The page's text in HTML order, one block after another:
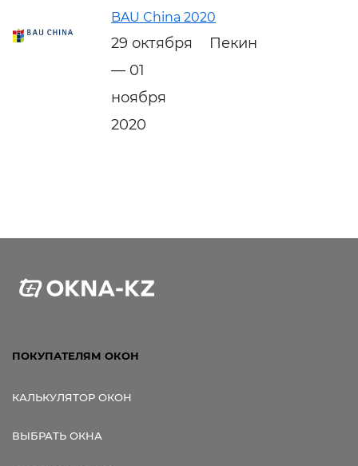
BAU China 2020
29 октября
— 01
ноября
2020
Пекин
ПОКУПАТЕЛЯМ ОКОН
КАЛЬКУЛЯТОР ОКОН
ВЫБРАТЬ ОКНА